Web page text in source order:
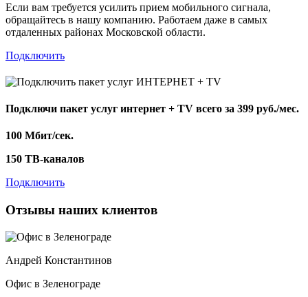
Если вам требуется усилить прием мобильного сигнала,
обращайтесь в нашу компанию. Работаем даже в самых
отдаленных районах Московской области.
Подключить
Подключи пакет услуг интернет + TV всего за 399 руб./мес.
100 Мбит/сек.
150 ТВ-каналов
Подключить
Отзывы наших клиентов
Андрей Константинов
Офис в Зеленограде